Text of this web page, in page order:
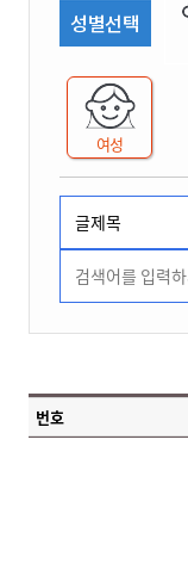
성별선택
여성
번호